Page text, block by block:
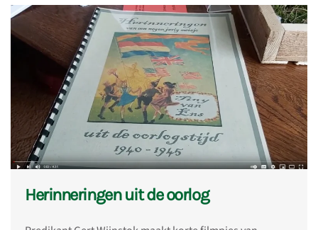
Herinneringen uit de oorlog